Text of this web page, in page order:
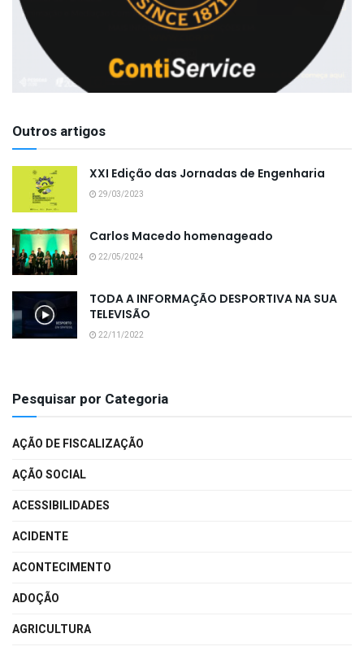
Outros artigos
XXI Edição das Jornadas de Engenharia
29/03/2023
Carlos Macedo homenageado
22/05/2024
TODA A INFORMAÇÃO DESPORTIVA NA SUA
TELEVISÃO
22/11/2022
Pesquisar por Categoria
AÇÃO DE FISCALIZAÇÃO
AÇÃO SOCIAL
ACESSIBILIDADES
ACIDENTE
ACONTECIMENTO
ADOÇÃO
AGRICULTURA